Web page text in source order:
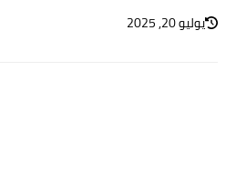
يوليو 20, 2025